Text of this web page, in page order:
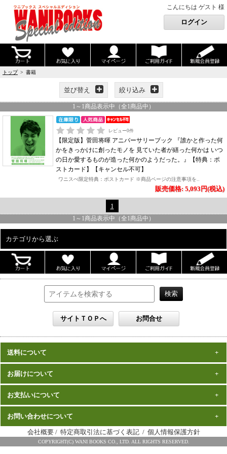
こんにちは ゲスト 様
トップ> 書籍
並び替え 絞り込み
1 ～ 1商品表示中（全1商品中）
レビュー0件
【限定版】菅田将暉 アニバーサリーブック 『誰かと作った何
かをきっかけに創ったモノを 見ていた者が繕った何かは いつ
の日か愛するものが造った何かのようだった。』【特典：ポ
ストカード】【キャンセル不可】
ワニスぺ限定特典：ポストカード ※商品ページの注意事項を..
販売価格: 5,093円(税込)
1
1 ～ 1商品表示中（全1商品中）
カテゴリから選ぶ
ALL
男性写真集
雑誌
送料について
数量、価格に関わらず
※沖縄の送料は1,500円となります。
※商品により諸事情で金額が変更する場合もございます。
※同梱不可の商品もございますのでご注意ください。
詳細はこちら
お届けについて
在庫がある商品につきましては、
お届けとなります。
予約商品は、特典完成後の発送となりますので、
発売（予定）日
から１～２ヶ月程度でのお届けとなります
※お届けは日本国内に限らせていただきます。
お支払いについて
クレジットカード・代金引換がご利用になれます。
お問い合わせについて
ワニブックス スペシャルエディション事務局
会社概要/ 特定商取引法に基づく表記 / 個人情報保護方針
COPYRIGHT(C) WANI BOOKS CO., LTD. ALL RIGHTS RESERVED.